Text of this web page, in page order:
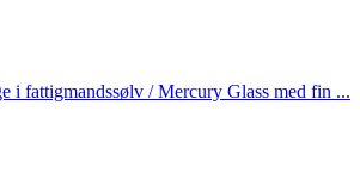
i fattigmandssølv / Mercury Glass med fin ...